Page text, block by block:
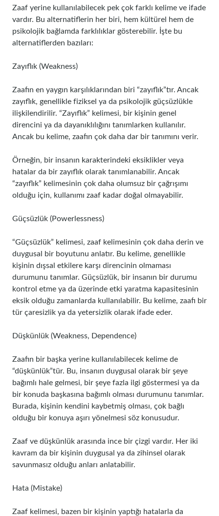
Zaaf yerine kullanılabilecek pek çok farklı kelime ve ifade
vardır. Bu alternatiflerin her biri, hem kültürel hem de
psikolojik bağlamda farklılıklar gösterebilir. İşte bu
alternatiflerden bazıları:
Zayıflık (Weakness)
Zaafın en yaygın karşılıklarından biri “zayıflık”tır. Ancak
zayıflık, genellikle fiziksel ya da psikolojik güçsüzlükle
ilişkilendirilir. “Zayıflık” kelimesi, bir kişinin genel
direncini ya da dayanıklılığını tanımlarken kullanılır.
Ancak bu kelime, zaafın çok daha dar bir tanımını verir.
Örneğin, bir insanın karakterindeki eksiklikler veya
hatalar da bir zayıflık olarak tanımlanabilir. Ancak
“zayıflık” kelimesinin çok daha olumsuz bir çağrışımı
olduğu için, kullanımı zaaf kadar doğal olmayabilir.
Güçsüzlük (Powerlessness)
“Güçsüzlük” kelimesi, zaaf kelimesinin çok daha derin ve
duygusal bir boyutunu anlatır. Bu kelime, genellikle
kişinin dışsal etkilere karşı direncinin olmaması
durumunu tanımlar. Güçsüzlük, bir insanın bir durumu
kontrol etme ya da üzerinde etki yaratma kapasitesinin
eksik olduğu zamanlarda kullanılabilir. Bu kelime, zaafı bir
tür çaresizlik ya da yetersizlik olarak ifade eder.
Düşkünlük (Weakness, Dependence)
Zaafın bir başka yerine kullanılabilecek kelime de
“düşkünlük”tür. Bu, insanın duygusal olarak bir şeye
bağımlı hale gelmesi, bir şeye fazla ilgi göstermesi ya da
bir konuda başkasına bağımlı olması durumunu tanımlar.
Burada, kişinin kendini kaybetmiş olması, çok bağlı
olduğu bir konuya aşırı yönelmesi söz konusudur.
Zaaf ve düşkünlük arasında ince bir çizgi vardır. Her iki
kavram da bir kişinin duygusal ya da zihinsel olarak
savunmasız olduğu anları anlatabilir.
Hata (Mistake)
Zaaf kelimesi, bazen bir kişinin yaptığı hatalarla da